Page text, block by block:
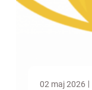
02 maj 2026